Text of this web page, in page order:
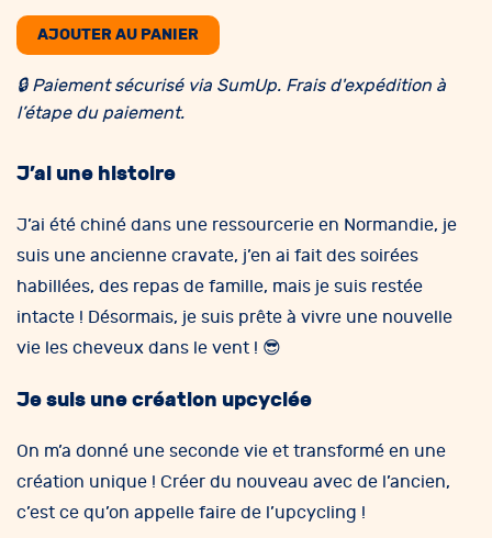
AJOUTER AU PANIER
🔒 Paiement sécurisé via SumUp. Frais d'expédition à
l’étape du paiement.
J’ai une histoire
J’ai été chiné dans une ressourcerie en Normandie, je
suis une ancienne cravate, j’en ai fait des soirées
habillées, des repas de famille, mais je suis restée
intacte ! Désormais, je suis prête à vivre une nouvelle
vie les cheveux dans le vent ! 😎
Je suis une création upcyclée
On m’a donné une seconde vie et transformé en une
création unique ! Créer du nouveau avec de l’ancien,
c’est ce qu’on appelle faire de l’upcycling !